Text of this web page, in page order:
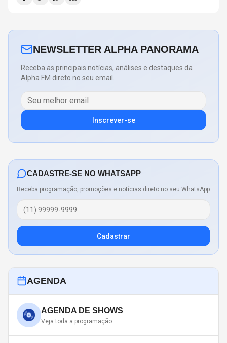
NEWSLETTER ALPHA PANORAMA
Receba as principais notícias, análises e destaques da
Alpha FM direto no seu email.
Inscrever-se
CADASTRE-SE NO WHATSAPP
Receba programação, promoções e notícias direto no seu WhatsApp
Cadastrar
AGENDA
AGENDA DE SHOWS
Veja toda a programação